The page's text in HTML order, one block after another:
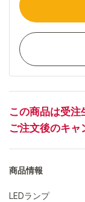
この商品は受注
ご注文後のキャ
商品情報
LEDランプ